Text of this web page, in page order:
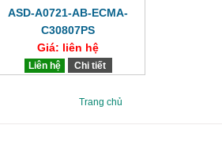
ASD-A0721-AB-ECMA-
C30807PS
Giá: liên hệ
Liên hệ Chi tiết
Trang chủ